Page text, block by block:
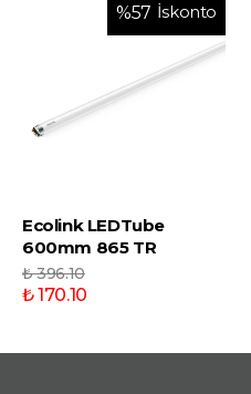
%57 İskonto
Ecolink LEDTube
600mm 865 TR
₺ 396.10
₺ 170.10